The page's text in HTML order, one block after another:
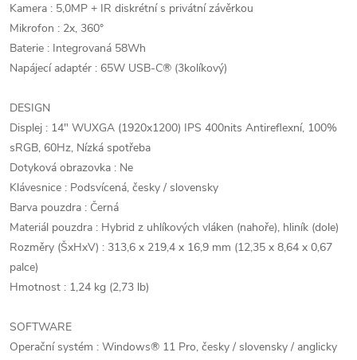
Kamera : 5,0MP + IR diskrétní s privátní závěrkou
Mikrofon : 2x, 360°
Baterie : Integrovaná 58Wh
Napájecí adaptér : 65W USB-C® (3kolíkový)
DESIGN
Displej : 14" WUXGA (1920x1200) IPS 400nits Antireflexní, 100%
sRGB, 60Hz, Nízká spotřeba
Dotyková obrazovka : Ne
Klávesnice : Podsvícená, česky / slovensky
Barva pouzdra : Černá
Materiál pouzdra : Hybrid z uhlíkových vláken (nahoře), hliník (dole)
Rozměry (ŠxHxV) : 313,6 x 219,4 x 16,9 mm (12,35 x 8,64 x 0,67
palce)
Hmotnost : 1,24 kg (2,73 lb)
SOFTWARE
Operační systém : Windows® 11 Pro, česky / slovensky / anglicky